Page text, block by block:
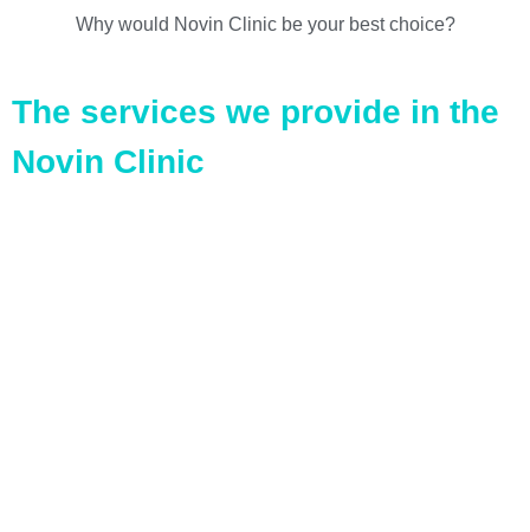
Why would Novin Clinic be your best choice?
The services we provide in the
Novin Clinic